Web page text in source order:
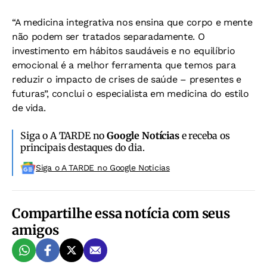
“A medicina integrativa nos ensina que corpo e mente
não podem ser tratados separadamente. O
investimento em hábitos saudáveis e no equilíbrio
emocional é a melhor ferramenta que temos para
reduzir o impacto de crises de saúde – presentes e
futuras”, conclui o especialista em medicina do estilo
de vida.
Siga o A TARDE noGoogle Notíciase receba os
principais destaques do dia.
Siga o A TARDE no Google Noticias
Compartilhe essa notícia com seus
amigos